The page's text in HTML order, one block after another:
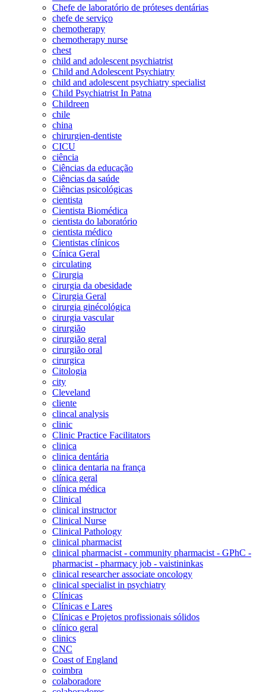
Chefe de laboratório de próteses dentárias
chefe de serviço
chemotherapy
chemotherapy nurse
chest
child and adolescent psychiatrist
Child and Adolescent Psychiatry
child and adolescent psychiatry specialist
Child Psychiatrist In Patna
Childreen
chile
china
chirurgien-dentiste
CICU
ciência
Ciências da educação
Ciências da saúde
Ciências psicológicas
cientista
Cientista Biomédica
cientista do laboratório
cientista médico
Cientistas clínicos
Cínica Geral
circulating
Cirurgia
cirurgia da obesidade
Cirurgia Geral
cirurgia ginécológica
cirurgia vascular
cirurgião
cirurgião geral
cirurgião oral
cirurgica
Citologia
city
Cleveland
cliente
clincal analysis
clinic
Clinic Practice Facilitators
clinica
clinica dentária
clinica dentaria na frança
clínica geral
clínica médica
Clinical
clinical instructor
Clinical Nurse
Clinical Pathology
clinical pharmacist
clinical pharmacist - community pharmacist - GPhC -
pharmacist - pharmacy job - vaistininkas
clinical researcher associate oncology
clinical specialist in psychiatry
Clínicas
Clínicas e Lares
Clínicas e Projetos profissionais sólidos
clínico geral
clinics
CNC
Coast of England
coimbra
colaboradore